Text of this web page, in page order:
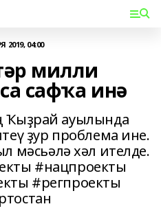
2019, 04:00
милли
сафҡа инә
Ҡыҙрай ауылында
ҙур проблема ине.
мәсьәлә хәл ителде.
#нацпроекты
#регпроекты